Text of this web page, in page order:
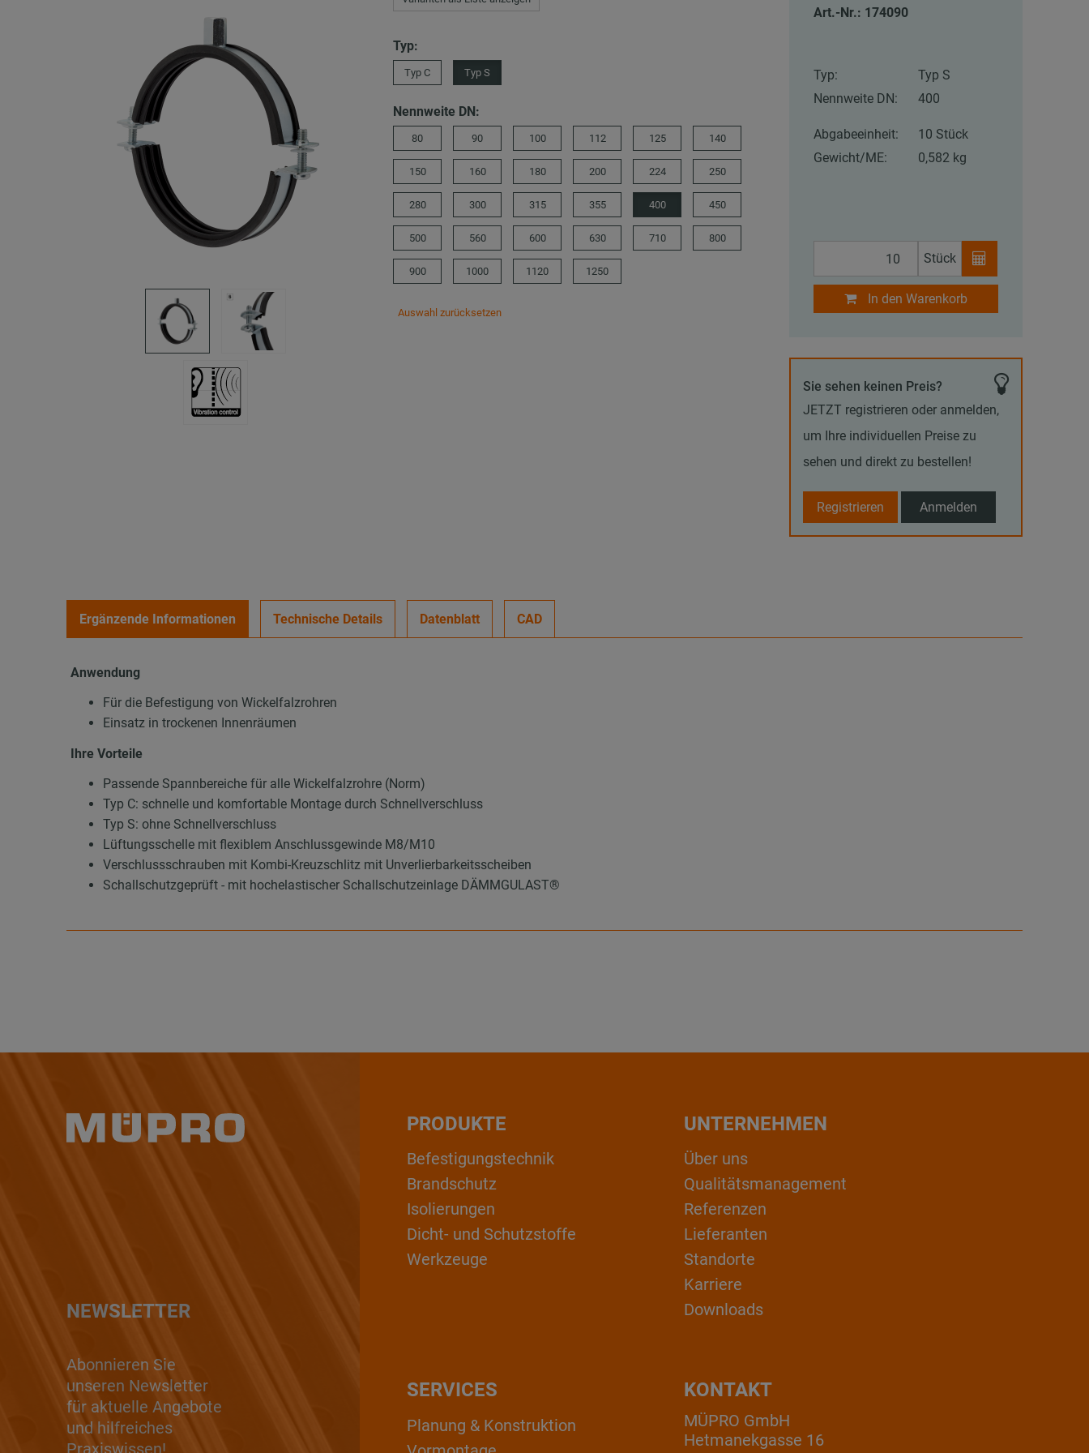
Typ:
Typ C Typ S
Nennweite DN:
80 90 100 112 125 140
150 160 180 200 224 250
280 300 315 355 400 450
500 560 600 630 710 800
900 1000 1120 1250
Auswahl zurücksetzen
Art.-Nr.: 174090
Typ:
Typ S
Nennweite DN:
400
Abgabeeinheit:
10 Stück
Gewicht/ME:
0,582 kg
Stück
In den Warenkorb
Sie sehen keinen Preis?
JETZT registrieren oder anmelden,
um Ihre individuellen Preise zu
sehen und direkt zu bestellen!
Registrieren Anmelden
Ergänzende Informationen Technische Details Datenblatt CAD
Anwendung
Für die Befestigung von Wickelfalzrohren
Einsatz in trockenen Innenräumen
Ihre Vorteile
Passende Spannbereiche für alle Wickelfalzrohre (Norm)
Typ C: schnelle und komfortable Montage durch Schnellverschluss
Typ S: ohne Schnellverschluss
Lüftungsschelle mit flexiblem Anschlussgewinde M8/M10
Verschlussschrauben mit Kombi-Kreuzschlitz mit Unverlierbarkeitsscheiben
Schallschutzgeprüft - mit hochelastischer Schallschutzeinlage DÄMMGULAST®
NEWSLETTER
Abonnieren Sie
unseren Newsletter
für aktuelle Angebote
und hilfreiches
Praxiswissen!
PRODUKTE
Befestigungstechnik
Brandschutz
Isolierungen
Dicht- und Schutzstoffe
Werkzeuge
UNTERNEHMEN
Über uns
Qualitätsmanagement
Referenzen
Lieferanten
Standorte
Karriere
Downloads
KONTAKT
MÜPRO GmbH
Hetmanekgasse 16
SERVICES
Planung & Konstruktion